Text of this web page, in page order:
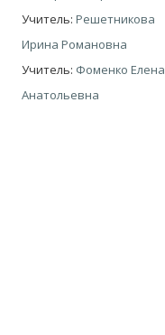
Учитель:Решетникова
Ирина Романовна
Учитель: Фоменко Елена
Анатольевна